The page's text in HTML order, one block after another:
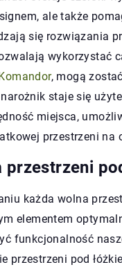
ale także
się rozwiązania
wykorzystać
Komandor, mogą
staje się
miejsca,
przestrzeni na
przestrzeni
każda wolna
elementem
funkcjonalność
przestrzeni pod